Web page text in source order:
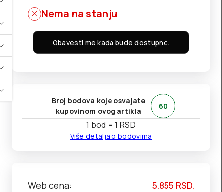
Nema na stanju
Obavesti me kada bude dostupno.
Broj bodova koje osvajate
kupovinom ovog artikla
60
1 bod = 1 RSD
Više detalja o bodovima
Web cena: 5.855 RSD.